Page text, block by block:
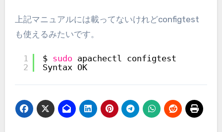
上記マニュアルには載ってないけれどconfigtest
も使えるみたいです。
1
2
$ sudo apachectl configtest
Syntax OK